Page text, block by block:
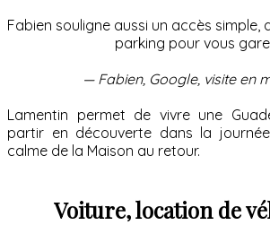
Fabien souligne aussi un accès simple,
parking pour vous
— Fabien, Google, visite en
Lamentin permet de vivre une
partir en découverte dans la
calme de la Maison au retour.
Voiture, location de